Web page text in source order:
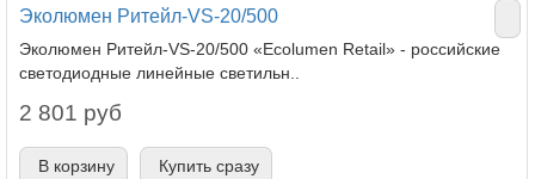
Эколюмен Ритейл-VS-20/500
Эколюмен Ритейл-VS-20/500 «Ecolumen Retail» - российские
светодиодные линейные светильн..
2 801 руб
В корзину Купить сразу